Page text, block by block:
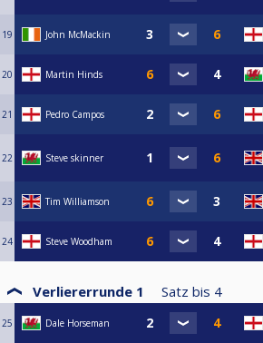
19 John McMackin
20 Martin Hinds
21 Pedro Campos
22 Steve skinner
23 Tim Williamson
24 Steve Woodham
Verliererrunde 1 Satz bis 4
25 Dale Horseman